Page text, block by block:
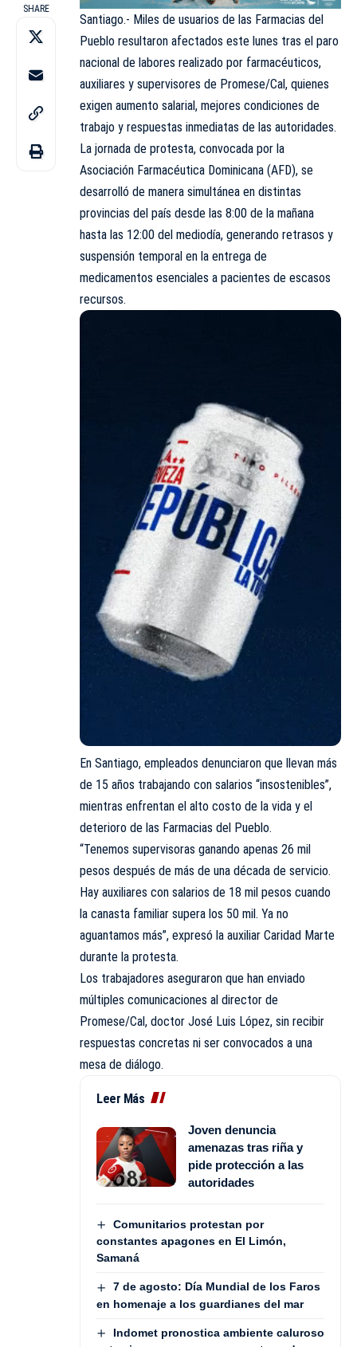
SHARE
Santiago.- Miles de usuarios de las Farmacias del
Pueblo resultaron afectados este lunes tras el paro
nacional de labores realizado por farmacéuticos,
auxiliares y supervisores de Promese/Cal, quienes
exigen aumento salarial, mejores condiciones de
trabajo y respuestas inmediatas de las autoridades.
La jornada de protesta, convocada por la
Asociación Farmacéutica Dominicana (AFD), se
desarrolló de manera simultánea en distintas
provincias del país desde las 8:00 de la mañana
hasta las 12:00 del mediodía, generando retrasos y
suspensión temporal en la entrega de
medicamentos esenciales a pacientes de escasos
recursos.
En Santiago, empleados denunciaron que llevan más
de 15 años trabajando con salarios “insostenibles”,
mientras enfrentan el alto costo de la vida y el
deterioro de las Farmacias del Pueblo.
“Tenemos supervisoras ganando apenas 26 mil
pesos después de más de una década de servicio.
Hay auxiliares con salarios de 18 mil pesos cuando
la canasta familiar supera los 50 mil. Ya no
aguantamos más”, expresó la auxiliar Caridad Marte
durante la protesta.
Los trabajadores aseguraron que han enviado
múltiples comunicaciones al director de
Promese/Cal, doctor José Luis López, sin recibir
respuestas concretas ni ser convocados a una
mesa de diálogo.
Leer Más
Joven denuncia
amenazas tras riña y
pide protección a las
autoridades
Comunitarios protestan por
constantes apagones en El Limón,
Samaná
7 de agosto: Día Mundial de los Faros
en homenaje a los guardianes del mar
Indomet pronostica ambiente caluroso